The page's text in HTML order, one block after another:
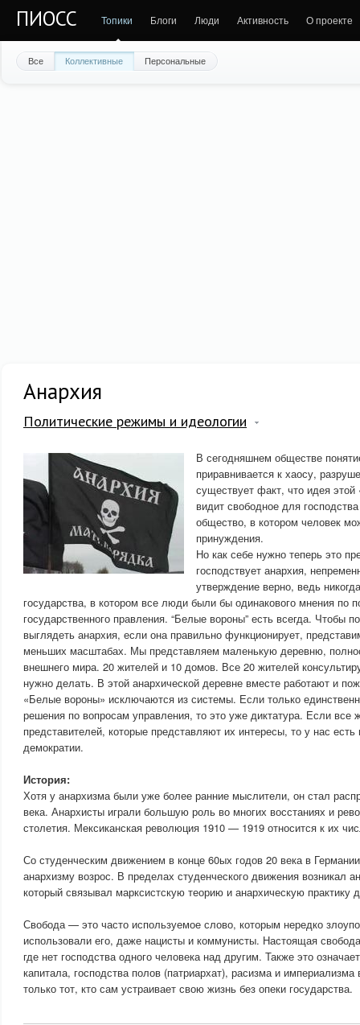
ПИОСС Топики Блоги Люди Активность О проекте
Все Коллективные Персональные
Анархия
Политические режимы и идеологии
В сегодняшнем обществе
приравнивается к хаосу,
существует факт, что идея
видит свободное для
общество, в котором человек
принуждения.
Но как себе нужно теперь это
господствует анархия,
утверждение верно, ведь
государства, в котором все люди были бы одинакового мнения по
государственного правления. “Белые вороны” есть всегда. Чтобы
выглядеть анархия, если она правильно функционирует,
меньших масштабах. Мы представляем маленькую деревню,
внешнего мира. 20 жителей и 10 домов. Все 20 жителей
нужно делать. В этой анархической деревне вместе работают и
«Белые вороны» исключаются из системы. Если только
решения по вопросам управления, то это уже диктатура. Если все
представителей, которые представляют их интересы, то у нас
демократии.
История:
Хотя у анархизма были уже более ранние мыслители, он стал
века. Анархисты играли большую роль во многих восстаниях и
столетия. Мексиканская революция 1910 — 1919 относится к их
Со студенческим движением в конце 60ых годов 20 века в
анархизму возрос. В пределах студенческого движения возникал
который связывал марксистскую теорию и анархическую практику
Свобода — это часто используемое слово, которым нередко
использовали его, даже нацисты и коммунисты. Настоящая
где нет господства одного человека над другим. Также это
капитала, господства полов (патриархат), расизма и
только тот, кто сам устраивает свою жизнь без опеки государства.